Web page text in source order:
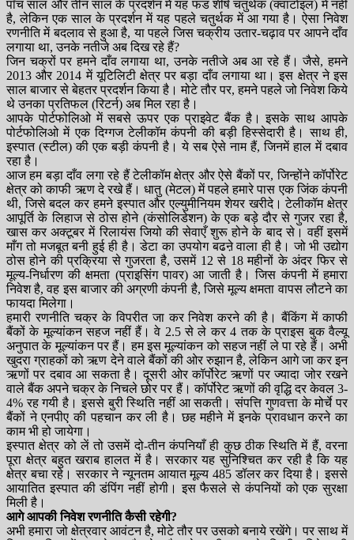
पाँच साल और तीन साल के प्रदर्शन में यह फंड शीर्ष चतुर्थक (क्वार्टाइल) में नहीं
है, लेकिन एक साल के प्रदर्शन में यह पहले चतुर्थक में आ गया है। ऐसा निवेश
रणनीति में बदलाव से हुआ है, या पहले जिस चक्रीय उतार-चढ़ाव पर आपने दाँव
लगाया था, उनके नतीजे अब दिख रहे हैं?
जिन चक्रों पर हमने दाँव लगाया था, उनके नतीजे अब आ रहे हैं। जैसे, हमने
2013 और 2014 में यूटिलिटी क्षेत्र पर बड़ा दाँव लगाया था। इस क्षेत्र ने इस
साल बाजार से बेहतर प्रदर्शन किया है। मोटे तौर पर, हमने पहले जो निवेश किये
थे उनका प्रतिफल (रिटर्न) अब मिल रहा है।
आपके पोर्टफोलिओ में सबसे ऊपर एक प्राइवेट बैंक है। इसके साथ आपके
पोर्टफोलिओ में एक दिग्गज टेलीकॉम कंपनी की बड़ी हिस्सेदारी है। साथ ही,
इस्पात (स्टील) की एक बड़ी कंपनी है। ये सब ऐसे नाम हैं, जिनमें हाल में दबाव
रहा है।
आज हम बड़ा दाँव लगा रहे हैं टेलीकॉम क्षेत्र और ऐसे बैंकों पर, जिन्होंने कॉर्पोरेट
क्षेत्र को काफी ऋण दे रखे हैं। धातु (मेटल) में पहले हमारे पास एक जिंक कंपनी
थी, जिसे बदल कर हमने इस्पात और एल्युमीनियम शेयर खरीदे। टेलीकॉम क्षेत्र
आपूर्ति के लिहाज से ठोस होने (कंसोलिडेशन) के एक बड़े दौर से गुजर रहा है,
खास कर अक्टूबर में रिलायंस जियो की सेवाएँ शुरू होने के बाद से। वहीं इसमें
माँग तो मजबूत बनी हुई ही है। डेटा का उपयोग बढऩे वाला ही है। जो भी उद्योग
ठोस होने की प्रक्रिया से गुजरता है, उसमें 12 से 18 महीनों के अंदर फिर से
मूल्य-निर्धारण की क्षमता (प्राइसिंग पावर) आ जाती है। जिस कंपनी में हमारा
निवेश है, वह इस बाजार की अग्रणी कंपनी है, जिसे मूल्य क्षमता वापस लौटने का
फायदा मिलेगा।
हमारी रणनीति चक्र के विपरीत जा कर निवेश करने की है। बैंकिंग में काफी
बैंकों के मूल्यांकन सहज नहीं हैं। वे 2.5 से ले कर 4 तक के प्राइस बुक वैल्यू
अनुपात के मूल्यांकन पर हैं। हम इस मूल्यांकन को सहज नहीं ले पा रहे हैं। अभी
खुदरा ग्राहकों को ऋण देने वाले बैंकों की ओर रुझान है, लेकिन आगे जा कर इन
ऋणों पर दबाव आ सकता है। दूसरी ओर कॉर्पोरेट ऋणों पर ज्यादा जोर रखने
वाले बैंक अपने चक्र के निचले छोर पर हैं। कॉर्पोरेट ऋणों की वृद्धि दर केवल 3-
4% रह गयी है। इससे बुरी स्थिति नहीं आ सकती। संपत्ति गुणवत्ता के मोर्चे पर
बैंकों ने एनपीए की पहचान कर ली है। छह महीने में इनके प्रावधान करने का
काम भी हो जायेगा।
इस्पात क्षेत्र को लें तो उसमें दो-तीन कंपनियाँ ही कुछ ठीक स्थिति में हैं, वरना
पूरा क्षेत्र बहुत खराब हालत में है। सरकार यह सुनिश्चित कर रही है कि यह
क्षेत्र बचा रहे। सरकार ने न्यूनतम आयात मूल्य 485 डॉलर कर दिया है। इससे
आयातित इस्पात की डंपिंग नहीं होगी। इस फैसले से कंपनियों को एक सुरक्षा
मिली है।
आगे आपकी निवेश रणनीति कैसी रहेगी?
अभी हमारा जो क्षेत्रवार आवंटन है, मोटे तौर पर उसको बनाये रखेंगे। पर साथ में